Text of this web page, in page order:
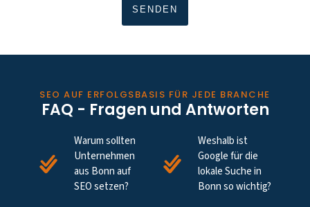
SEO AUF ERFOLGSBASIS FÜR JEDE BRANCHE
FAQ - Fragen und Antworten
Warum sollten
Unternehmen
aus Bonn auf
SEO setzen?
Weshalb ist
Google für die
lokale Suche in
Bonn so wichtig?